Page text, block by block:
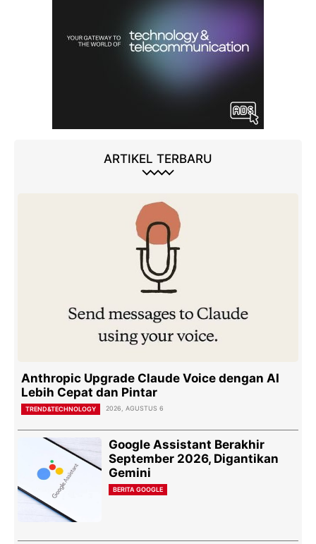
ARTIKEL TERBARU
Anthropic Upgrade Claude Voice dengan AI
Lebih Cepat dan Pintar
TREND&TECHNOLOGY 2026, AGUSTUS 6
Google Assistant Berakhir
September 2026, Digantikan
Gemini
BERITA GOOGLE